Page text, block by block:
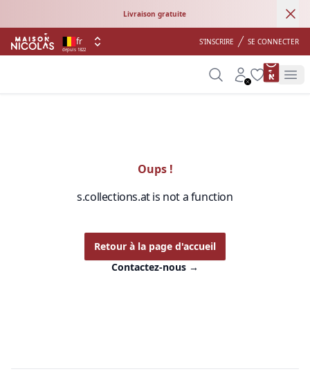
Livraison gratuite
depuis 1822
fr S'INSCRIRE SE CONNECTER
SearchAccount
Wishlist
Oups !
s.collections.at is not a function
Retour à la page d'accueil
Contactez-nous →